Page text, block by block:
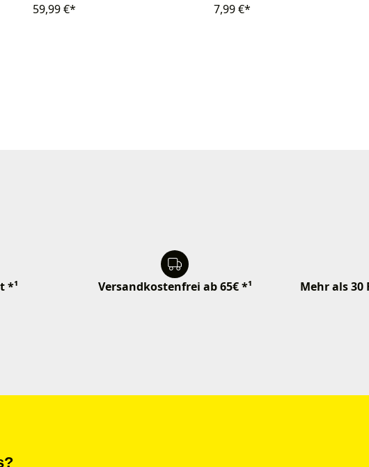
59,99 €*
7,99 €*
*¹ Versandkostenfrei ab 65€ *¹ Mehr als